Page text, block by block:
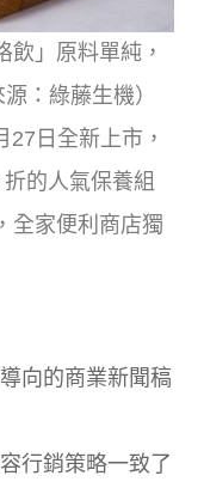
飲」原料單純，
：綠藤生機）
日全新上市，
的人氣保養組
全家便利商店獨
向的商業新聞稿
行銷策略一致了